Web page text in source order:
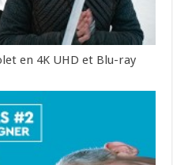
en 4K UHD et Blu-ray